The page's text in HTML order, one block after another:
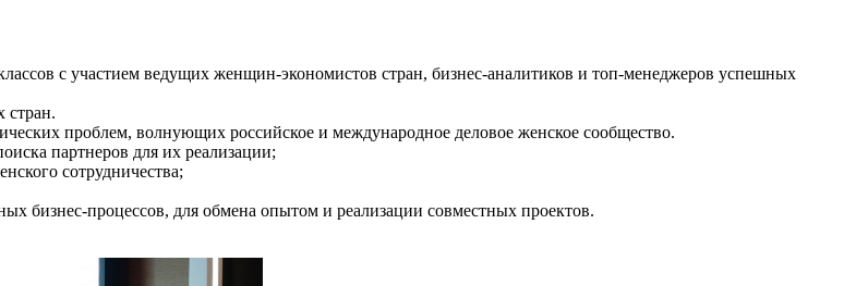
с участием ведущих женщин-экономистов стран, бизнес-аналитиков и топ-менеджеров успешных
стран.
проблем, волнующих российское и международное деловое женское сообщество.
партнеров для их реализации;
сотрудничества;
процессов, для обмена опытом и реализации совместных проектов.